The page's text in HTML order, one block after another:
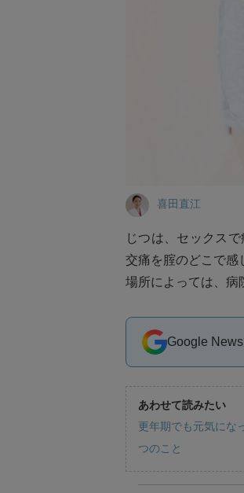
喜田直江
じつは、セックス
交痛を腟のどこで
場所によっては、病
Google
あわせて読みたい
更年期でも元気にな
つのこと